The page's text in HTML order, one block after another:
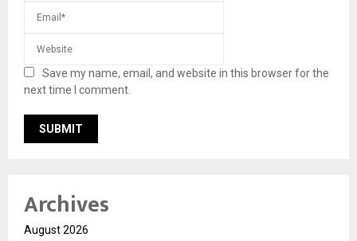
Save my name, email, and website in this browser for the
next time I comment.
Archives
August 2026